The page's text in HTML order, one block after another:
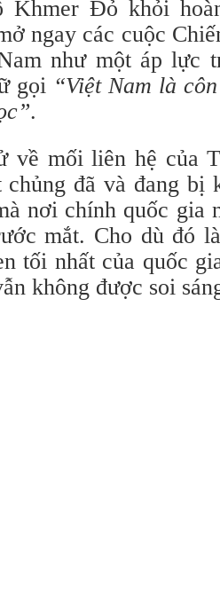
Khmer Đỏ khỏi
ngay các cuộc
như một áp lực
gọi “Việt Nam là
.
về mối liên hệ của
đã và đang bị
nơi chính quốc gia
mắt. Cho dù đó
tối nhất của quốc
không được soi